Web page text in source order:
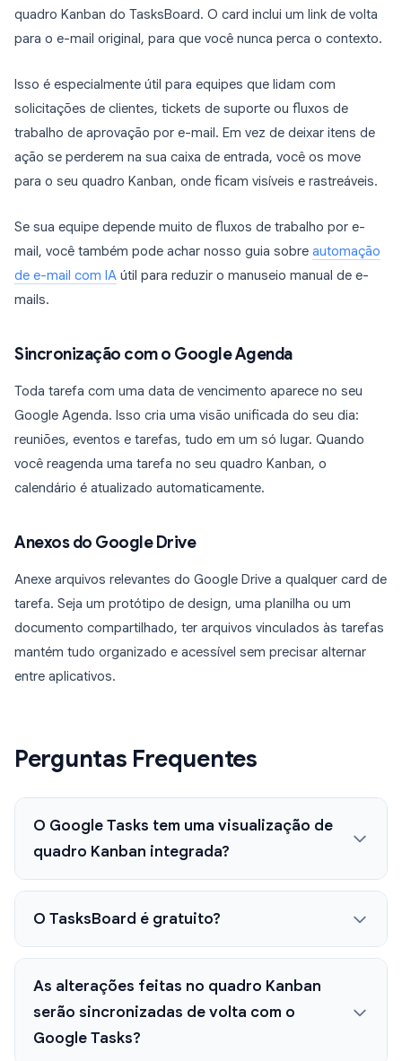
quadro Kanban do TasksBoard. O card inclui um link de volta
para o e-mail original, para que você nunca perca o contexto.
Isso é especialmente útil para equipes que lidam com
solicitações de clientes, tickets de suporte ou fluxos de
trabalho de aprovação por e-mail. Em vez de deixar itens de
ação se perderem na sua caixa de entrada, você os move
para o seu quadro Kanban, onde ficam visíveis e rastreáveis.
Se sua equipe depende muito de fluxos de trabalho por e-
mail, você também pode achar nosso guia sobre automação
de e-mail com IA útil para reduzir o manuseio manual de e-
mails.
Sincronização com o Google Agenda
Toda tarefa com uma data de vencimento aparece no seu
Google Agenda. Isso cria uma visão unificada do seu dia:
reuniões, eventos e tarefas, tudo em um só lugar. Quando
você reagenda uma tarefa no seu quadro Kanban, o
calendário é atualizado automaticamente.
Anexos do Google Drive
Anexe arquivos relevantes do Google Drive a qualquer card de
tarefa. Seja um protótipo de design, uma planilha ou um
documento compartilhado, ter arquivos vinculados às tarefas
mantém tudo organizado e acessível sem precisar alternar
entre aplicativos.
Perguntas Frequentes
O Google Tasks tem uma visualização de
quadro Kanban integrada?
O TasksBoard é gratuito?
As alterações feitas no quadro Kanban
serão sincronizadas de volta com o
Google Tasks?